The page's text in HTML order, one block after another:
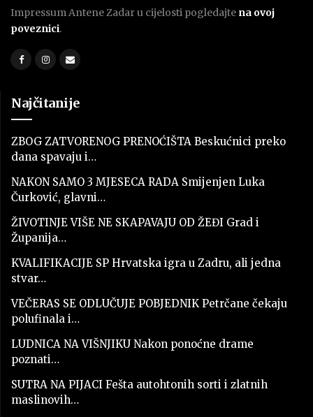
Impressum Antene Zadar u cijelosti pogledajte na ovoj
poveznici.
Najčitanije
ZBOG ZATVORENOG PRENOĆIŠTA Beskućnici preko
dana spavaju i…
NAKON SAMO 3 MJESECA RADA Smijenjen Luka
Čurković, glavni…
ŽIVOTINJE VIŠE NE SKAPAVAJU OD ŽEĐI Grad i
Županija…
KVALIFIKACIJE SP Hrvatska igra u Zadru, ali jedna
stvar…
VEČERAS SE ODLUČUJE POBJEDNIK Petrčane čekaju
polufinala i…
LUDNICA NA VIŠNJIKU Nakon ponoćne drame
poznati…
SUTRA NA PIJACI Fešta autohtonih sorti i zlatnih
maslinovih…